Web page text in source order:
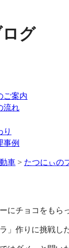
グ
車 > たつにぃの
にチョコをもら
」作りに挑戦した